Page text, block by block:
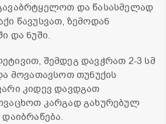
და წასასმელად
წავუსვათ, ზემოდან
და ნუში.
შემდეგ დავჭრათ 2-3 სმ
მოვათავსოთ თუნუქის
კიდევ დავდგათ
კარგად გახურებულ